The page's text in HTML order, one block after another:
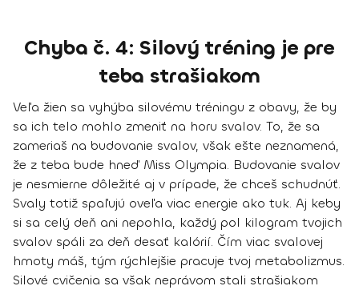
Chyba č. 4: Silový tréning je pre
teba strašiakom
Veľa žien sa vyhýba silovému tréningu z obavy, že by
sa ich telo mohlo zmeniť na horu svalov. To, že sa
zameriaš na budovanie svalov, však ešte neznamená,
že z teba bude hneď Miss Olympia. Budovanie svalov
je nesmierne dôležité aj v prípade, že chceš schudnúť.
Svaly totiž spaľujú oveľa viac energie ako tuk. Aj keby
si sa celý deň ani nepohla, každý pol kilogram tvojich
svalov spáli za deň desať kalórií. Čím viac svalovej
hmoty máš, tým rýchlejšie pracuje tvoj metabolizmus.
Silové cvičenia sa však neprávom stali strašiakom